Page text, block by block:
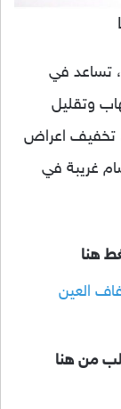
تساعد في
وتقليل
تخفيف اعراض
غريبة في
هنا
العين
من هنا